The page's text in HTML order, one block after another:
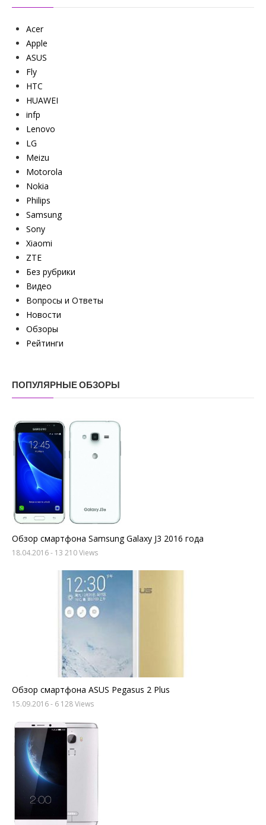
Acer
Apple
ASUS
Fly
HTC
HUAWEI
infp
Lenovo
LG
Meizu
Motorola
Nokia
Philips
Samsung
Sony
Xiaomi
ZTE
Без рубрики
Видео
Вопросы и Ответы
Новости
Обзоры
Рейтинги
ПОПУЛЯРНЫЕ ОБЗОРЫ
Обзор смартфона Samsung Galaxy J3 2016 года
18.04.2016- 13 210 Views
Обзор смартфона ASUS Pegasus 2 Plus
15.09.2016- 6 128 Views